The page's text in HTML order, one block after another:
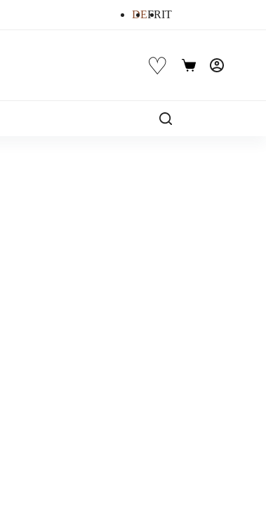
DEFRIT
♡ Warenkorb